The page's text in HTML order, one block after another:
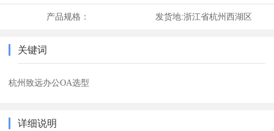
产品规格： 发货地:浙江省杭州西湖区
关键词
杭州致远办公OA选型
详细说明